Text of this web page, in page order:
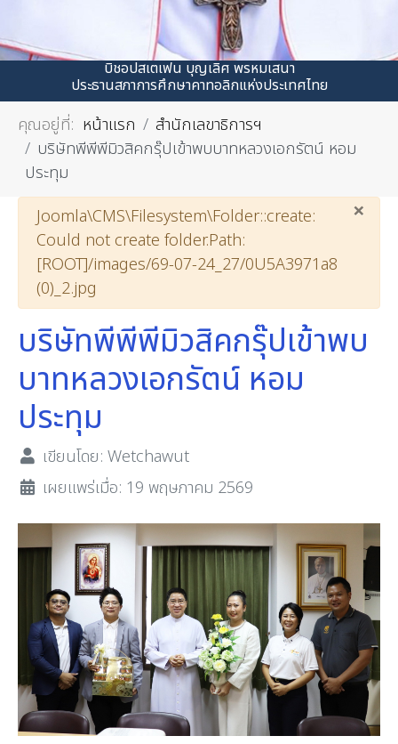
บิชอปสเตเฟน บุญเลิศ พรหมเสนา
ประธานสภาการศึกษาคาทอลิกแห่งประเทศไทย
คุณอยู่ที่: หน้าแรก
สำนักเลขาธิการฯ
บริษัทพีพีพีมิวสิคกรุ๊ปเข้าพบบาทหลวงเอกรัตน์ หอม
ประทุม
×
คำเตือน
Joomla\CMS\Filesystem\Folder::create:
Could not create folder.Path:
[ROOT]/images/69-07-24_27/0U5A3971a8
(0)_2.jpg
บริษัทพีพีพีมิวสิคกรุ๊ปเข้าพบ
บาทหลวงเอกรัตน์ หอม
ประทุม
เขียนโดย: Wetchawut
เผยแพร่เมื่อ: 19 พฤษภาคม 2569